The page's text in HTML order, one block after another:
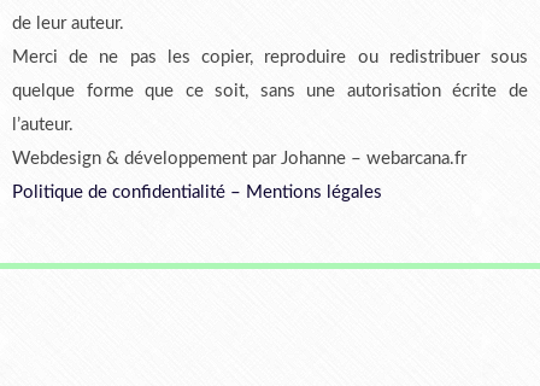
de leur auteur.
Merci de ne pas les copier, reproduire ou redistribuer sous
quelque forme que ce soit, sans une autorisation écrite de
l’auteur.
Webdesign & développement par Johanne – webarcana.fr
Politique de confidentialité – Mentions légales